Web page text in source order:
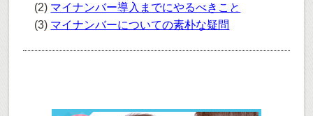
(2) マイナンバー導入までにやるべきこと
(3) マイナンバーについての素朴な疑問